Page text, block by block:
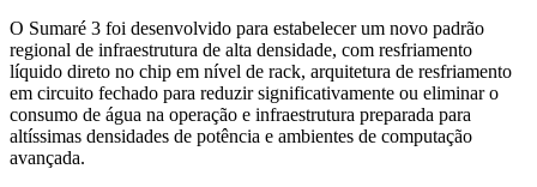
O Sumaré 3 foi desenvolvido para estabelecer um novo padrão
regional de infraestrutura de alta densidade, com resfriamento
líquido direto no chip em nível de rack, arquitetura de resfriamento
em circuito fechado para reduzir significativamente ou eliminar o
consumo de água na operação e infraestrutura preparada para
altíssimas densidades de potência e ambientes de computação
avançada.